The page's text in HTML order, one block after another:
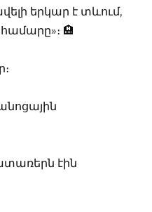
երկար է տևում,
🏨
էին